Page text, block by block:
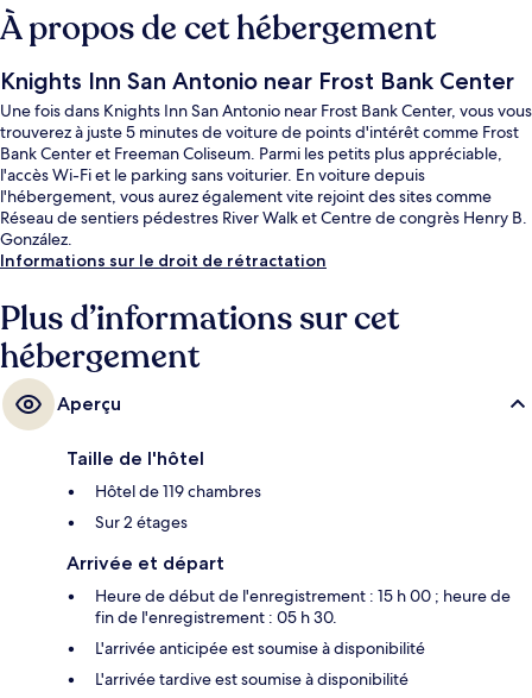
À propos de cet hébergement
Knights Inn San Antonio near Frost Bank Center
Une fois dans Knights Inn San Antonio near Frost Bank Center, vous vous
trouverez à juste 5 minutes de voiture de points d'intérêt comme Frost
Bank Center et Freeman Coliseum. Parmi les petits plus appréciable,
l'accès Wi-Fi et le parking sans voiturier. En voiture depuis
l'hébergement, vous aurez également vite rejoint des sites comme
Réseau de sentiers pédestres River Walk et Centre de congrès Henry B.
González.
Informations sur le droit de rétractation
Plus d’informations sur cet
hébergement
Aperçu
Taille de l'hôtel
Hôtel de 119 chambres
Sur 2 étages
Arrivée et départ
Heure de début de l'enregistrement : 15 h 00 ; heure de
fin de l'enregistrement : 05 h 30.
L'arrivée anticipée est soumise à disponibilité
L'arrivée tardive est soumise à disponibilité